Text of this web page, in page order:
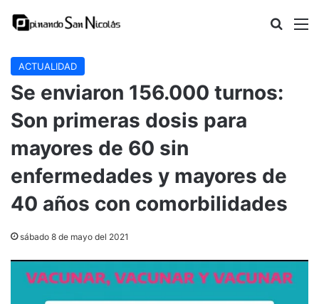
Buscar
ACTUALIDAD
Se enviaron 156.000 turnos:
Son primeras dosis para
mayores de 60 sin
enfermedades y mayores de
40 años con comorbilidades
sábado 8 de mayo del 2021